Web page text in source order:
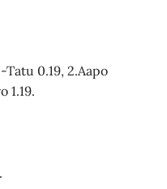
0.19, 2.Aapo
1.19.